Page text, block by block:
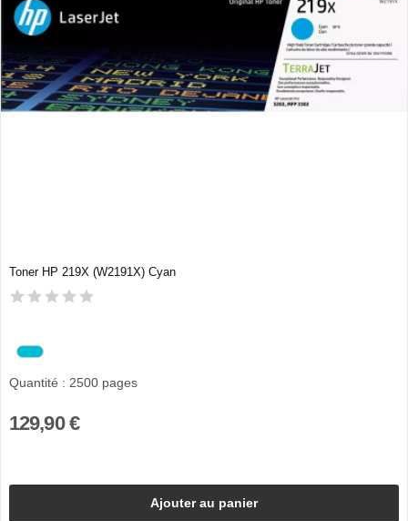
Toner HP 219X (W2191X) Cyan
Quantité : 2500 pages
129,90 €
Ajouter au panier